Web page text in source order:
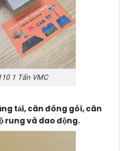
1 Tấn VMC
tải, cân đóng gói, cân
rung và dao động.